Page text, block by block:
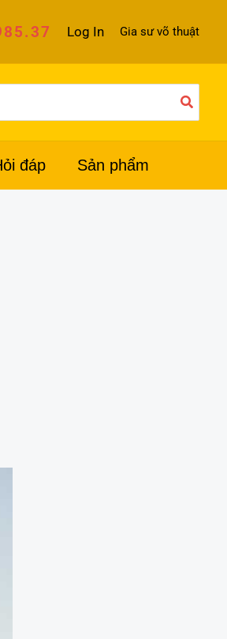
Log In Gia sư võ thuật
đáp Sản phẩm